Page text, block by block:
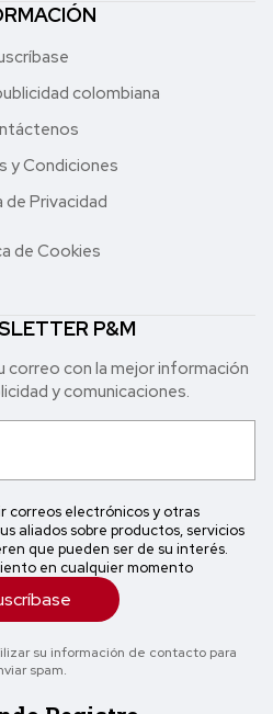
colombiana
y Condiciones
de Privacidad
de Cookies
P&M
con la mejor in formación
y comunicaciones.
correos electrónicos y otras
aliados sobre productos, servicios
que pueden ser de su interés.
en cualquier momento
su información de contacto para
spam.